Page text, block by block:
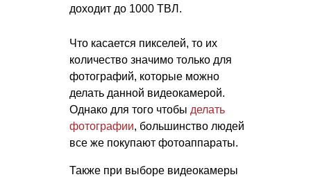
доходит до 1000 ТВЛ.
Что касается пикселей, то их
количество значимо только для
фотографий, которые можно
делать данной видеокамерой.
Однако для того чтобы делать
фотографии, большинство людей
все же покупают фотоаппараты.
Также при выборе видеокамеры